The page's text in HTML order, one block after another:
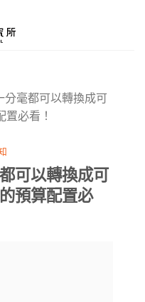
分毫都可以轉換成可
必看！
可以轉換成可
預算配置必